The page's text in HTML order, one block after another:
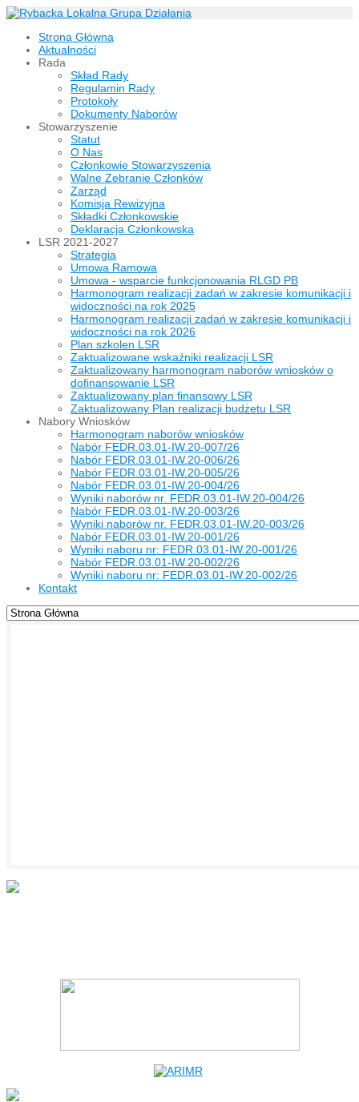
Strona Główna
Aktualności
Rada
Skład Rady
Regulamin Rady
Protokoły
Dokumenty Naborów
Stowarzyszenie
Statut
O Nas
Członkowie Stowarzyszenia
Walne Zebranie Członków
Zarząd
Komisja Rewizyjna
Składki Członkowskie
Deklaracja Członkowska
LSR 2021-2027
Strategia
Umowa Ramowa
Umowa - wsparcie funkcjonowania RLGD PB
Harmonogram realizacji zadań w zakresie komunikacji i
widoczności na rok 2025
Harmonogram realizacji zadań w zakresie komunikacji i
widoczności na rok 2026
Plan szkolen LSR
Zaktualizowane wskaźniki realizacji LSR
Zaktualizowany harmonogram naborów wniosków o
dofinansowanie LSR
Zaktualizowany plan finansowy LSR
Zaktualizowany Plan realizacji budżetu LSR
Nabory Wniosków
Harmonogram naborów wniosków
Nabór FEDR.03.01-IW.20-007/26
Nabór FEDR.03.01-IW.20-006/26
Nabór FEDR.03.01-IW.20-005/26
Nabór FEDR.03.01-IW.20-004/26
Wyniki naborów nr. FEDR.03.01-IW.20-004/26
Nabór FEDR.03.01-IW.20-003/26
Wyniki naborów nr. FEDR.03.01-IW.20-003/26
Nabór FEDR.03.01-IW.20-001/26
Wyniki naboru nr: FEDR.03.01-IW.20-001/26
Nabór FEDR.03.01-IW.20-002/26
Wyniki naboru nr: FEDR.03.01-IW.20-002/26
Kontakt